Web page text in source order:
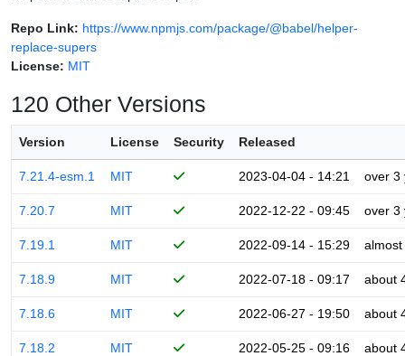
Repo Link: https://www.npmjs.com/package/@babel/helper-
replace-supers
License: MIT
120 Other Versions
Version License Security Released
7.21.4-esm.1 MIT 2023-04-04 - 14:21 over 3
7.20.7 MIT 2022-12-22 - 09:45 over 3
7.19.1 MIT 2022-09-14 - 15:29
7.18.9 MIT 2022-07-18 - 09:17 about
7.18.6 MIT 2022-06-27 - 19:50 about
7.18.2 MIT 2022-05-25 - 09:16 about